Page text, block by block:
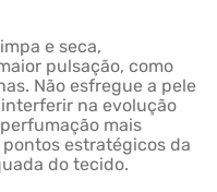
e seca,
pulsação, como
Não esfregue a pele
na evolução
mais
estratégicos da
do tecido.